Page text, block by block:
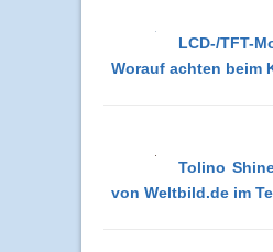
LCD-/
Worauf achten beim
Tolino
von Weltbild.de im